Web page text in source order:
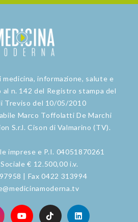
informazione, salute e
n. 142 del Registro stampa del
Treviso del 10/05/2010
Marco Toffolatti De Marchi
S.r.l. Cison di Valmarino (TV).
imprese e P.I. 04051870261
€ 12.500,00 i.v.
| Fax 0422 313994